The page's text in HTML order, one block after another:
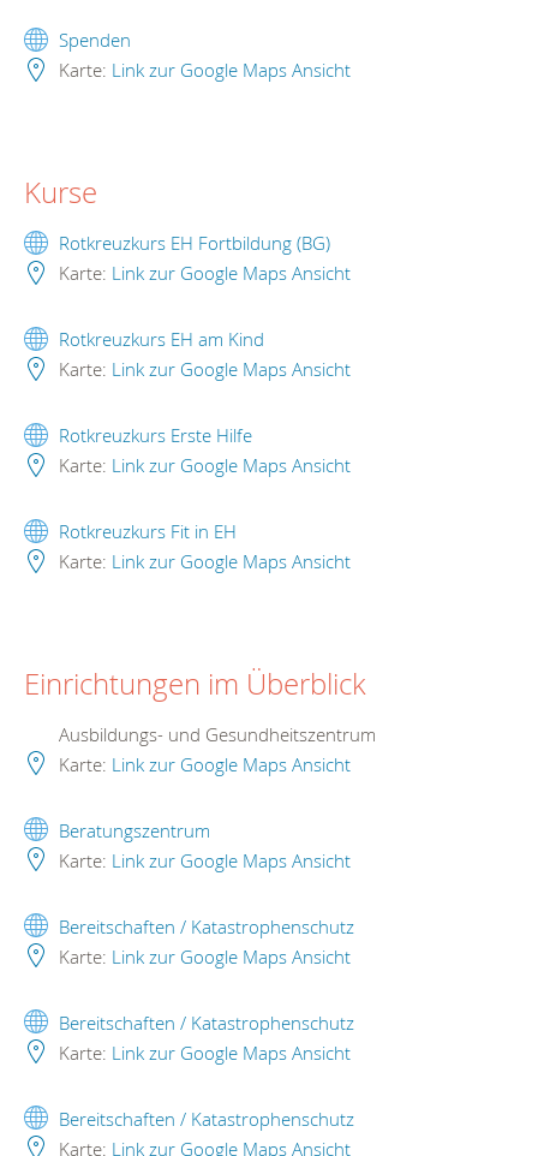
Spenden
Karte: Link zur Google Maps Ansicht
Kurse
Rotkreuzkurs EH Fortbildung (BG)
Karte: Link zur Google Maps Ansicht
Rotkreuzkurs EH am Kind
Karte: Link zur Google Maps Ansicht
Rotkreuzkurs Erste Hilfe
Karte: Link zur Google Maps Ansicht
Rotkreuzkurs Fit in EH
Karte: Link zur Google Maps Ansicht
Einrichtungen im Überblick
Ausbildungs- und Gesundheitszentrum
Karte: Link zur Google Maps Ansicht
Beratungszentrum
Karte: Link zur Google Maps Ansicht
Bereitschaften / Katastrophenschutz
Karte: Link zur Google Maps Ansicht
Bereitschaften / Katastrophenschutz
Karte: Link zur Google Maps Ansicht
Bereitschaften / Katastrophenschutz
Karte: Link zur Google Maps Ansicht